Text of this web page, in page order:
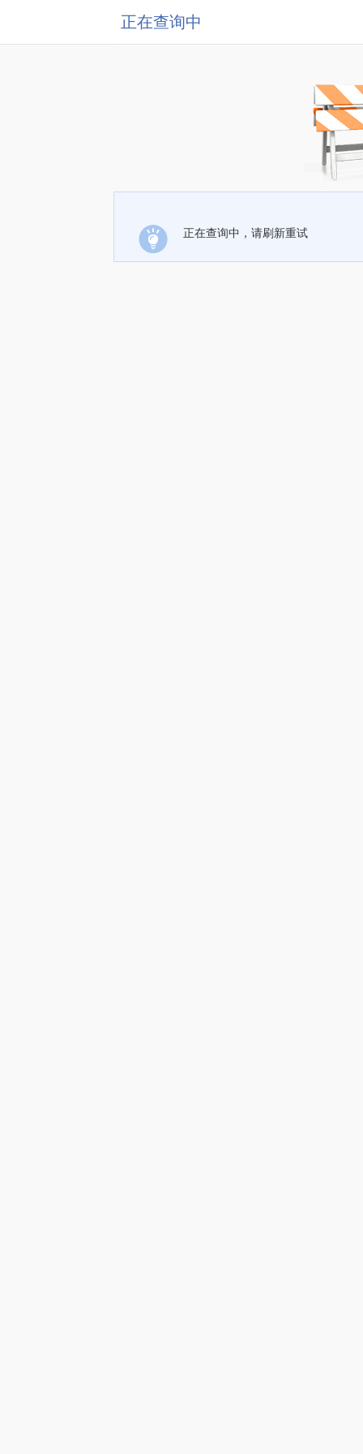
正在查询中
正在查询中，请刷新重试